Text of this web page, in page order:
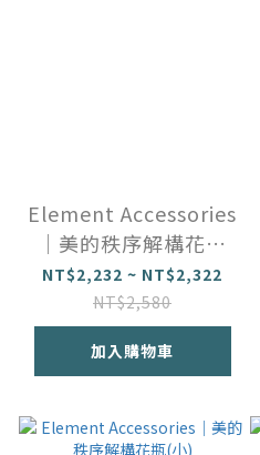
Element Accessories
｜美的秩序解構花瓶
(大)
NT$2,232 ~ NT$2,322
NT$2,580
加入購物車